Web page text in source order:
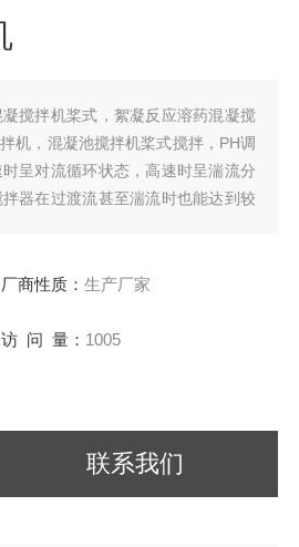
搅拌机桨式，絮凝反应溶药混凝搅
机，混凝池搅拌机桨式搅拌，PH调
呈对流循环状态，高速时呈湍流分
器在过渡流甚至湍流时也能达到较
厂商性质：生产厂家
访 问 量： 1005
联系我们